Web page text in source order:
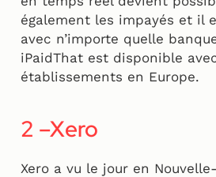
également les impayés et il
avec n’importe quelle
iPaidThat est disponible
établissements en Europe.
2 –Xero
Xero a vu le jour en